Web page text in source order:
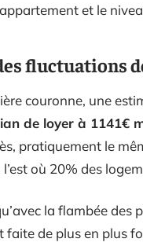
et le
fluctuations
couronne, une
de loyer à 1141€
pratiquement le
l’est où 20% des
la flambée des
faite de plus en plus